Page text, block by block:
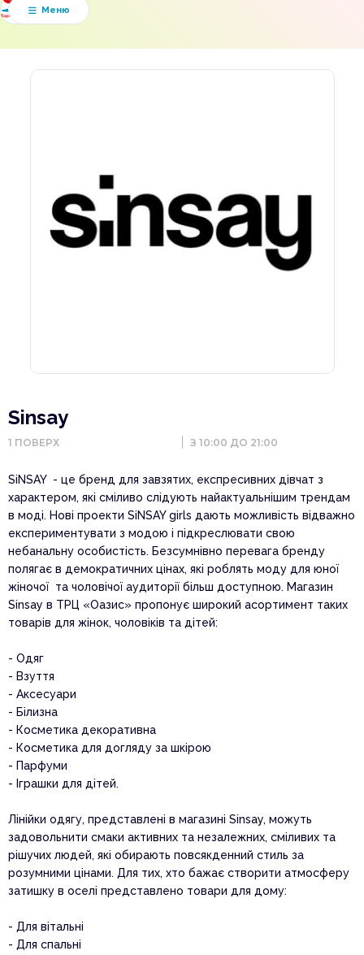
Мапа ТРЦ
Меню
Sinsay
1 ПОВЕРХ З 10:00 ДО 21:00
SiNSAY - це бренд для завзятих, експресивних дівчат з
характером, які сміливо слідують найактуальнішим трендам
в моді. Нові проекти SiNSAY girls дають можливість відважно
експериментувати з модою і підкреслювати свою
небанальну особистість. Безсумнівно перевага бренду
полягає в демократичних цінах, які роблять моду для юної
жіночої та чоловічої аудиторії більш доступною. Магазин
Sinsay в ТРЦ «Оазис» пропонує широкий асортимент таких
товарів для жінок, чоловіків та дітей:
- Одяг
- Взуття
- Аксесуари
- Білизна
- Косметика декоративна
- Косметика для догляду за шкірою
- Парфуми
- Іграшки для дітей.
Лінійки одягу, представлені в магазині Sinsay, можуть
задовольнити смаки активних та незалежних, сміливих та
рішучих людей, які обирають повсякденний стиль за
розумними цінами. Для тих, хто бажає створити атмосферу
затишку в оселі представлено товари для дому:
- Для вітальні
- Для спальні